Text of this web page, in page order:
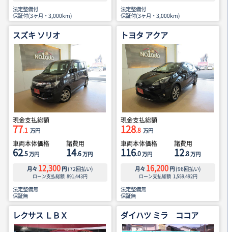
法定整備付
保証付(3ヶ月・3,000km)
法定整備付
保証付(3ヶ月・3,000km)
スズキ ソリオ
現金支払総額
77.1 万円
車両本体価格
62.5万円
諸費用
14.6万円
月々 12,300 円 (72回払い)
ローン支払総額 891,443円
法定整備無
保証無
トヨタ アクア
現金支払総額
128.8 万円
車両本体価格
116.0万円
諸費用
12.8万円
月々 16,200 円 (96回払い)
ローン支払総額 1,559,492円
法定整備無
保証無
レクサス ＬＢＸ ダイハツ ミラ ココア